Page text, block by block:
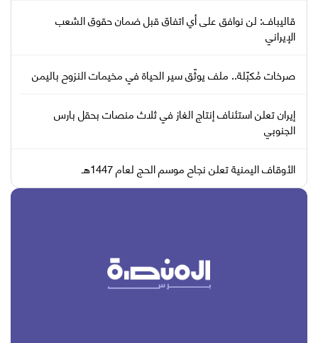
قاليباف: لن نوافق على أي اتفاق قبل ضمان حقوق الشعب
الإيراني
صرخات مُكبّلة.. ملف يوثّق سير الحياة في مخيمات النزوح باليمن
إيران تعلن استئناف إنتاج الغاز في ثلاث منصات بحقل بارس
الجنوبي
الأوقاف اليمنية تعلن نجاح موسم الحج لعام 1447هـ